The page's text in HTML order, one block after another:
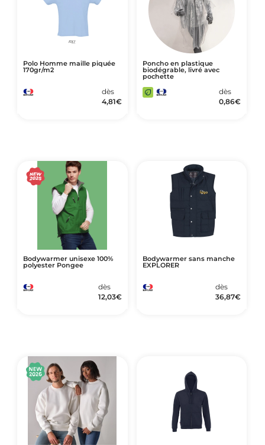
Polo Homme maille piquée
170gr/m2
dès
4,81€
Poncho en plastique
biodégrable, livré avec
pochette
dès
0,86€
Bodywarmer unisexe 100%
polyester Pongee
dès
12,03€
Bodywarmer sans manche
EXPLORER
dès
36,87€